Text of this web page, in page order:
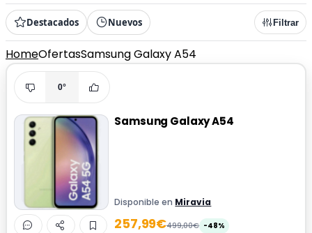
Destacados Nuevos Filtrar
HomeOfertasSamsung Galaxy A54
0°
Samsung Galaxy A54
Disponible en Miravia
257,99€499,00€ -48%